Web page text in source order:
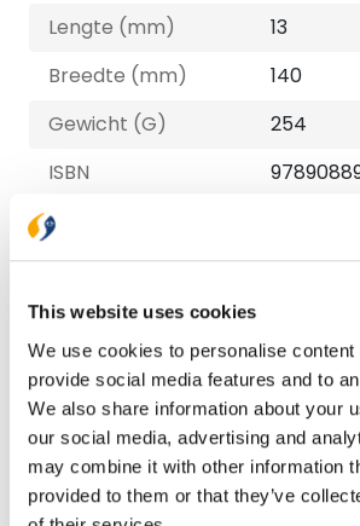
This website uses cookies
We use cookies to personalise content
provide social media features and to
We also share information about your
our social media, advertising and
may combine it with other information
provided to them or that they’ve
Lengte (mm)
13
Breedte (mm)
140
Gewicht (G)
254
ISBN
Druk
Verschijningsdatum
2024-
NUR-code
Auteur
Anne-
Elsbeth
Taal
Aantal pagina's
176